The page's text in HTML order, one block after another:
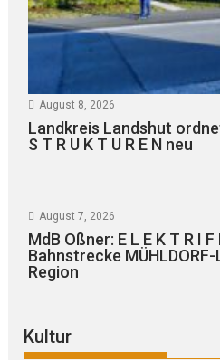
August 8, 2026
Landkreis Landshut
S T R U K T U R E N neu
August 7, 2026
MdB Oßner: E L E K T R I F
Bahnstrecke
Region
Kultur